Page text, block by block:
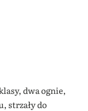
dwa ognie,
strzały do